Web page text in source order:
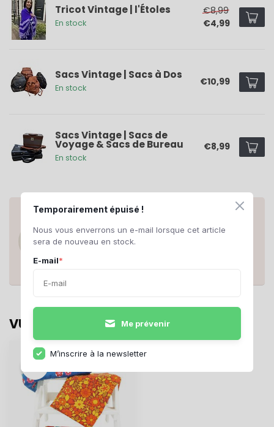
Temporairement épuisé !
Nous vous enverrons un e-mail lorsque cet article
sera de nouveau en stock.
E-mail*
Me prévenir
M’inscrire à la newsletter
Tricot Vintage | l'Étoles
En stock
€8,99
€4,99
Sacs Vintage | Sacs à Dos
En stock
€10,99
Sacs Vintage | Sacs de
Voyage & Sacs de Bureau
En stock
€8,99
ANY QUESTIONS ABOUT THIS
Do you have questions about this product
or need help ordering? Contact us at
VU(S) RÉCEMMENT